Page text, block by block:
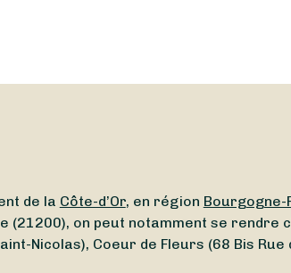
de la Côte-d’Or, en région Bourgogne-
on peut notamment se rendre
Nicolas), Coeur de Fleurs (68 Bis